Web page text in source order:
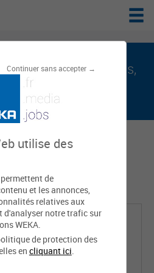
Continuer sans accepter →
utilise des
de
et les annonces,
relatives aux
d'analyser notre trafic sur
WEKA.
de protection des
en cliquant ici.
est sur weka.jobs,
l'emploi public